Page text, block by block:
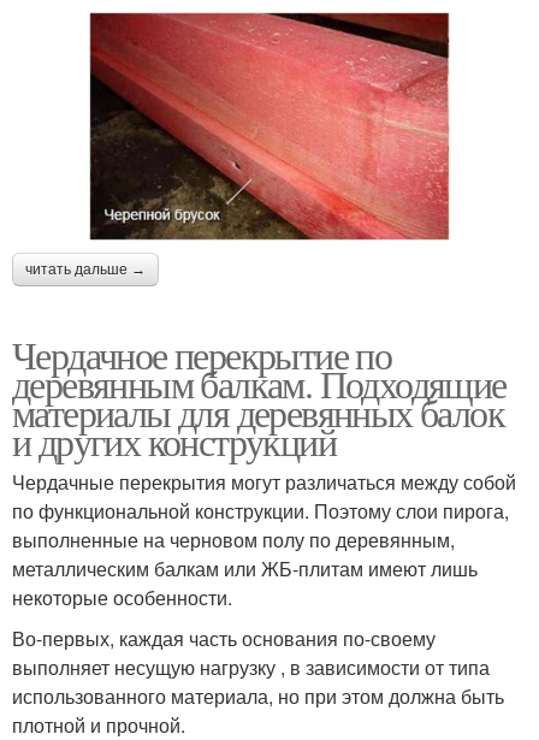
читать дальше →
Чердачное перекрытие по
деревянным балкам. Подходящие
материалы для деревянных балок
и других конструкций
Чердачные перекрытия могут различаться между собой
по функциональной конструкции. Поэтому слои пирога,
выполненные на черновом полу по деревянным,
металлическим балкам или ЖБ-плитам имеют лишь
некоторые особенности.
Во-первых, каждая часть основания по-своему
выполняет несущую нагрузку , в зависимости от типа
использованного материала, но при этом должна быть
плотной и прочной.